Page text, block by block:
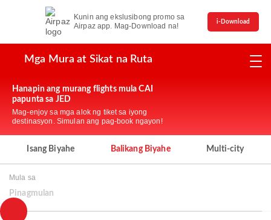
Kunin ang ekslusibong promo sa
Airpaz app. Mag-Download na!
i-Download
Mga Mura at Sikat na Ruta
Hanapin ang murang flights mula CAI
papunta sa JED
Mag-enjoy sa mga alok ng tiket sa iyong
destinasyon. Simulan ang pag-book ngayon!
Isang Biyahe Balikang Biyahe Multi-city
Mula sa
Pinagmulan